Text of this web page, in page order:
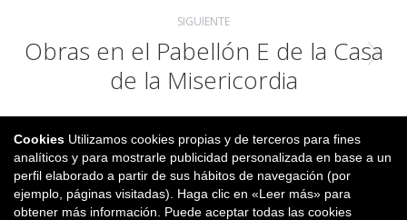
SIGUIENTE
Publicación
siguiente:
Obras en el Pabellón E de la Casa
de la Misericordia
Parque Comercial Galaria, Calle U nº3 Local 2-4, 31191 Cordovilla,
Cookies Utilizamos cookies propias y de terceros para fines
analíticos y para mostrarle publicidad personalizada en base a un
perfil elaborado a partir de sus hábitos de navegación (por
ejemplo, páginas visitadas). Haga clic en «Leer más» para
obtener más información. Puede aceptar todas las cookies